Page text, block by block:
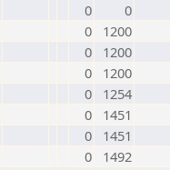
0
0
0
1200
0
1200
0
1200
0
1254
0
1451
0
1451
0 1492